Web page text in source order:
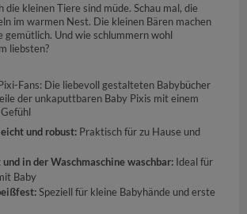
die kleinen Tiere sind müde. Schau mal, die
im warmen Nest. Die kleinen Bären machen
gemütlich. Und wie schlummern wohl
liebsten?
Fans: Die liebevoll gestalteten Babybücher
der unkaputtbaren Baby Pixis mit einem
und robust: Praktisch für zu Hause und
in der Waschmaschine waschbar: Ideal für
Baby
Speziell für kleine Babyhände und erste